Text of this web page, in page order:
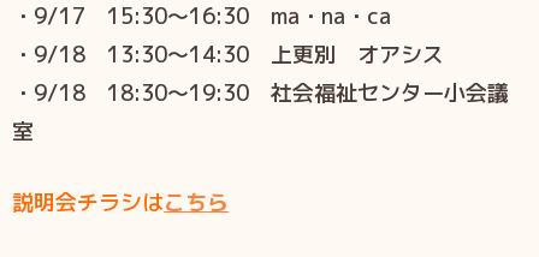
・9/17 15:30～16:30 ma・na・ca
・9/18 13:30～14:30 上更別 オアシス
・9/18 18:30～19:30 社会福祉センター小会議
室
説明会チラシはこちら